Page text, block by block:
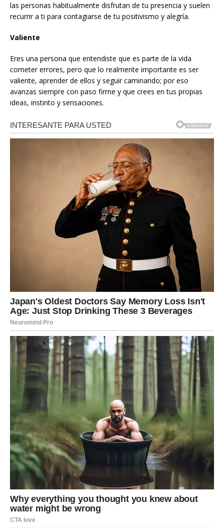
las personas habitualmente disfrutan de tu presencia y suelen
recurrir a ti para contagiarse de tu positivismo y alegría.
Valiente
Eres una persona que entendiste que es parte de la vida
cometer errores, pero que lo realmente importante es ser
valiente, aprender de ellos y seguir caminando; por eso
avanzas siempre con paso firme y que crees en tus propias
ideas, instinto y sensaciones.